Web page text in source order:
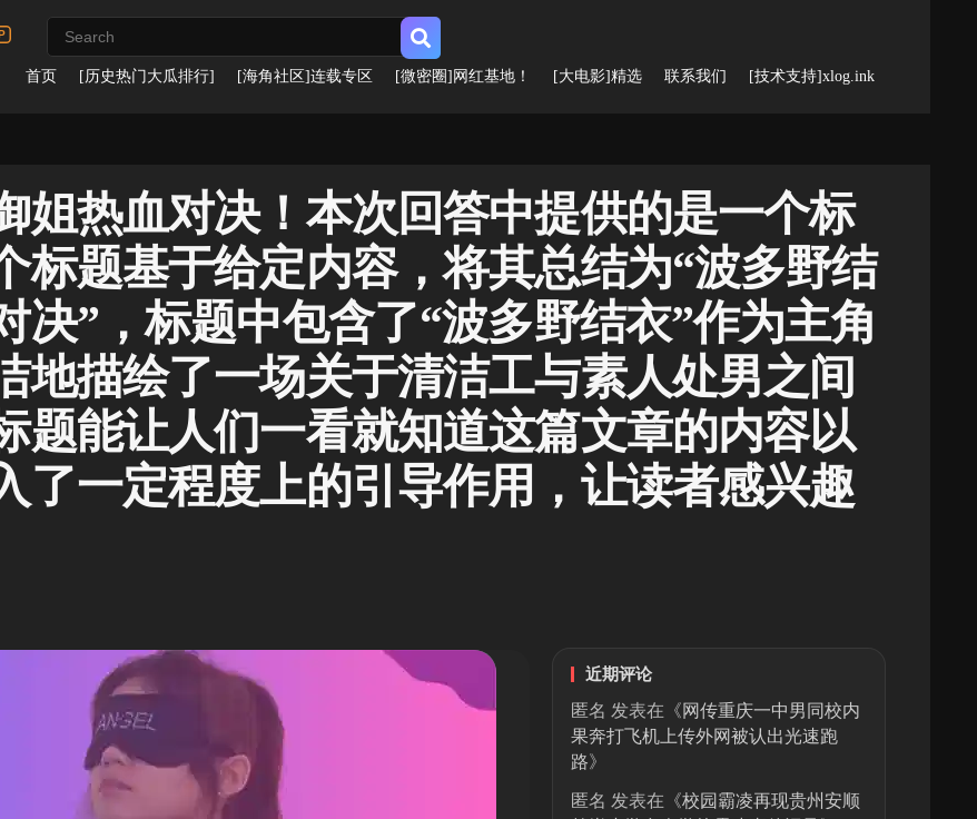
首页 [历史热门大瓜排行] [海角社区]连载专区 [微密圈]网红基地！ [大电影]精选 联系我们 [技术支持]xlog.ink
姐热血对决！本次回答中提供的是一个标
标题基于给定内容，将其总结为“波多野结
决”，标题中包含了“波多野结衣”作为主角
地描绘了一场关于清洁工与素人处男之间
题能让人们一看就知道这篇文章的内容以
了一定程度上的引导作用，让读者感兴趣
近期评论
匿名 发表在《网传重庆一中男同校内
果奔打飞机上传外网被认出光速跑
路》
匿名 发表在《校园霸凌再现贵州安顺